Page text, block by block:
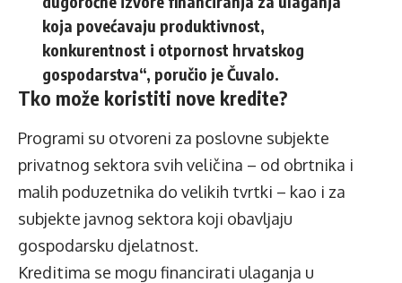
koja povećavaju produktivnost,
konkurentnost i otpornost hrvatskog
gospodarstva“, poručio je Čuvalo.
Tko može koristiti nove kredite?
Programi su otvoreni za poslovne subjekte
privatnog sektora svih veličina – od obrtnika i
malih poduzetnika do velikih tvrtki – kao i za
subjekte javnog sektora koji obavljaju
gospodarsku djelatnost.
Kreditima se mogu financirati ulaganja u